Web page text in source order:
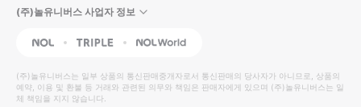
높
은
동
영
(주)놀유니버스 사업자 정보
NOL Triple Interpark Global
(주)놀유니버스는 일부 상품의 통신판매중개자로서 통신판매의 당사자가 아니므로, 상품의
예약, 이용 및 환불 등 거래와 관련된 의무와 책임은 판매자에게 있으며 (주)놀유니버스는 일
체 책임을 지지 않습니다.